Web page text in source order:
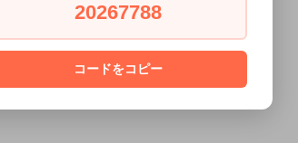
20267788
コードをコピー